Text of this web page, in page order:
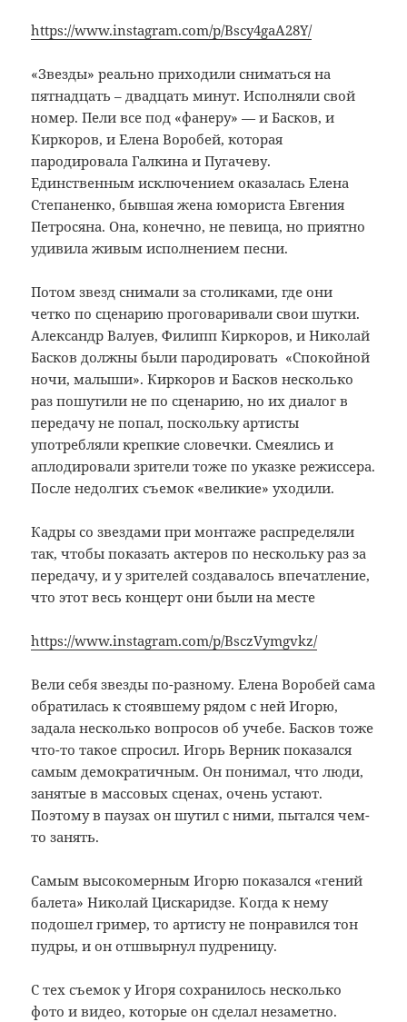
https://www.instagram.com/p/Bscy4gaA28Y/
«Звезды» реально приходили сниматься на
пятнадцать – двадцать минут. Исполняли свой
номер. Пели все под «фанеру» — и Басков, и
Киркоров, и Елена Воробей, которая
пародировала Галкина и Пугачеву.
Единственным исключением оказалась Елена
Степаненко, бывшая жена юмориста Евгения
Петросяна. Она, конечно, не певица, но приятно
удивила живым исполнением песни.
Потом звезд снимали за столиками, где они
четко по сценарию проговаривали свои шутки.
Александр Валуев, Филипп Киркоров, и Николай
Басков должны были пародировать «Спокойной
ночи, малыши». Киркоров и Басков несколько
раз пошутили не по сценарию, но их диалог в
передачу не попал, поскольку артисты
употребляли крепкие словечки. Смеялись и
аплодировали зрители тоже по указке режиссера.
После недолгих съемок «великие» уходили.
Кадры со звездами при монтаже распределяли
так, чтобы показать актеров по нескольку раз за
передачу, и у зрителей создавалось впечатление,
что этот весь концерт они были на месте
https://www.instagram.com/p/BsczVymgvkz/
Вели себя звезды по-разному. Елена Воробей сама
обратилась к стоявшему рядом с ней Игорю,
задала несколько вопросов об учебе. Басков тоже
что-то такое спросил. Игорь Верник показался
самым демократичным. Он понимал, что люди,
занятые в массовых сценах, очень устают.
Поэтому в паузах он шутил с ними, пытался чем-
то занять.
Самым высокомерным Игорю показался «гений
балета» Николай Цискаридзе. Когда к нему
подошел гример, то артисту не понравился тон
пудры, и он отшвырнул пудреницу.
С тех съемок у Игоря сохранилось несколько
фото и видео, которые он сделал незаметно.